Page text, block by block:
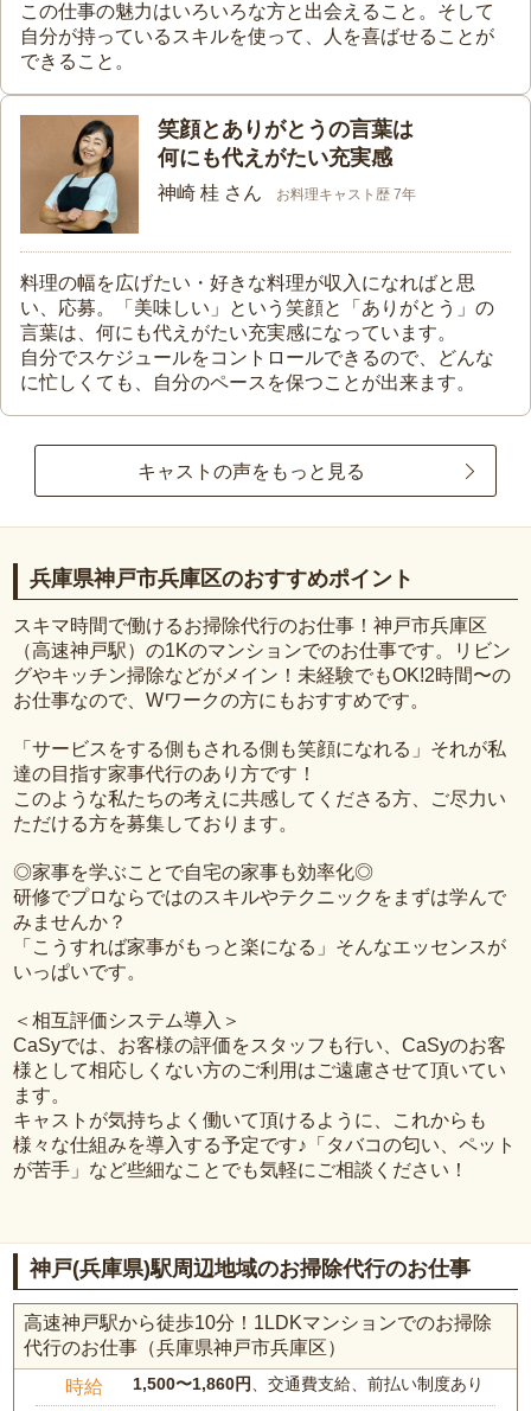
この仕事の魅力はいろいろな方と出会えること。そして
自分が持っているスキルを使って、人を喜ばせることが
できること。
笑顔とありがとうの言葉は
何にも代えがたい充実感
神崎 桂 さん お料理キャスト歴 7年
料理の幅を広げたい・好きな料理が収入になればと思
い、応募。「美味しい」という笑顔と「ありがとう」の
言葉は、何にも代えがたい充実感になっています。
自分でスケジュールをコントロールできるので、どんな
に忙しくても、自分のペースを保つことが出来ます。
キャストの声をもっと見る
兵庫県神戸市兵庫区のおすすめポイント
スキマ時間で働けるお掃除代行のお仕事！神戸市兵庫区
（高速神戸駅）の1Kのマンションでのお仕事です。リビン
グやキッチン掃除などがメイン！未経験でもOK!2時間〜の
お仕事なので、Wワークの方にもおすすめです。
「サービスをする側もされる側も笑顔になれる」それが私
達の目指す家事代行のあり方です！
このような私たちの考えに共感してくださる方、ご尽力い
ただける方を募集しております。
◎家事を学ぶことで自宅の家事も効率化◎
研修でプロならではのスキルやテクニックをまずは学んで
みませんか？
「こうすれば家事がもっと楽になる」そんなエッセンスが
いっぱいです。
＜相互評価システム導入＞
CaSyでは、お客様の評価をスタッフも行い、CaSyのお客
様として相応しくない方のご利用はご遠慮させて頂いてい
ます。
キャストが気持ちよく働いて頂けるように、これからも
様々な仕組みを導入する予定です♪「タバコの匂い、ペット
が苦手」など些細なことでも気軽にご相談ください！
神戸(兵庫県)駅周辺地域のお掃除代行のお仕事
高速神戸駅から徒歩10分！1LDKマンションでのお掃除
代行のお仕事（兵庫県神戸市兵庫区）
時給 1,500〜1,860円、交通費支給、前払い制度あり